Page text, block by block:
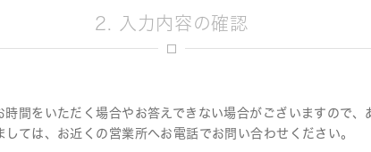
2. 入力内容の確認
間をいただく場合やお答えできない場合がございますので、
ては、お近くの営業所へお電話でお問い合わせください。